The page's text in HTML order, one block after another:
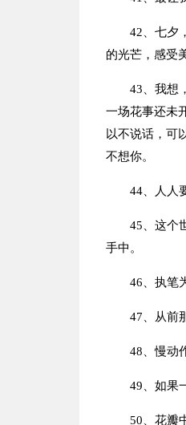
42、七夕
的光芒，感受
43、我想
一场花事还未
以不说话，可
不想你。
44、人人
45、这个
手中。
46、执笔
47、从前
48、慢动
49、如果
50、花瓣